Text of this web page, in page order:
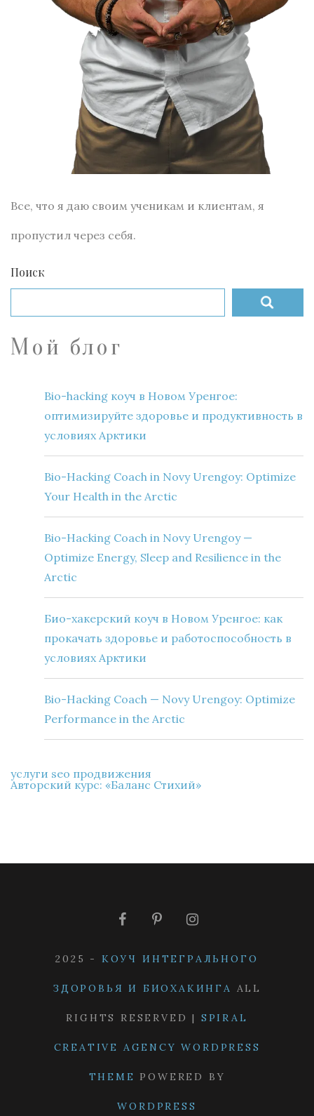
Все, что я даю своим ученикам и клиентам, я
пропустил через себя.
Поиск
Мой блог
Bio-hacking коуч в Новом Уренгое:
оптимизируйте здоровье и продуктивность в
условиях Арктики
Bio-Hacking Coach in Novy Urengoy: Optimize
Your Health in the Arctic
Bio-Hacking Coach in Novy Urengoy —
Optimize Energy, Sleep and Resilience in the
Arctic
Био-хакерский коуч в Новом Уренгое: как
прокачать здоровье и работоспособность в
условиях Арктики
Bio-Hacking Coach — Novy Urengoy: Optimize
Performance in the Arctic
услуги seo продвижения
Авторский курс: «Баланс Стихий»
2025 -КОУЧ ИНТЕГРАЛЬНОГО
ЗДОРОВЬЯ И БИОХАКИНГА ALL
RIGHTS RESERVED | SPIRAL
CREATIVE AGENCY WORDPRESS
THEME POWERED BY
WORDPRESS